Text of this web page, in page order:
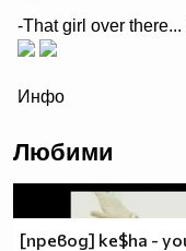
-That girl over
Инфо
Любими
[превод] ke$ha -